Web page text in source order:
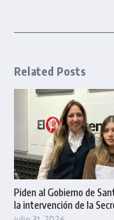
Related Posts
Piden al Gobierno de
la intervención de la